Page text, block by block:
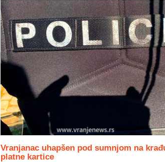
Vranjanac uhapšen pod sumnjom na
platne kartice